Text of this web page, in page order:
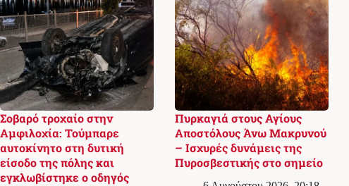
Σοβαρό τροχαίο στην
Αμφιλοχία: Τούμπαρε
αυτοκίνητο στη δυτική
είσοδο της πόλης και
εγκλωβίστηκε ο οδηγός
Πυρκαγιά στους Αγίους
Αποστόλους Άνω Μακρυνού
– Ισχυρές δυνάμεις της
Πυροσβεστικής στο σημείο